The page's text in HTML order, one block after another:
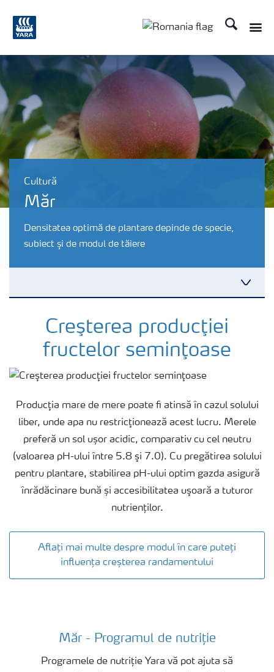
Căutare
Cultură
Măr
Densitatea optimă de plantare depinde de specie,
subiect şi de modul de tăiere
Cultură
Produse
Norme de siguranță
Publicații
Creşterea producţiei
fructelor seminţoase
Producţia mare de mere poate fi atinsă în cazul solului
liber, unde apa nu restricţionează acest lucru. Merele
preferă un sol ușor acidic, comparativ cu cel neutru
(valoarea pH-ului între 5.8 şi 7.0). Cu pregătirea solului
pentru plantare, stabilirea pH-ului optim gazda asigură
înrădăcinare bună și accesibilitatea uşoară a tuturor
nutrienților.
Aflați mai multe despre modul în care puteți
influența creșterea randamentului
Măr Fertilizer ProgrammeMăr - Programul de nutriție
Programele de nutriție Yara vă pot ajuta să